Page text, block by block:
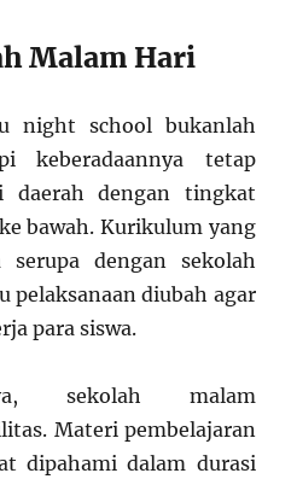
Malam Hari
night school bukanlah
keberadaannya tetap
daerah dengan tingkat
bawah. Kurikulum yang
serupa dengan sekolah
pelaksanaan diubah agar
para siswa.
sekolah malam
Materi pembelajaran
dipahami dalam durasi